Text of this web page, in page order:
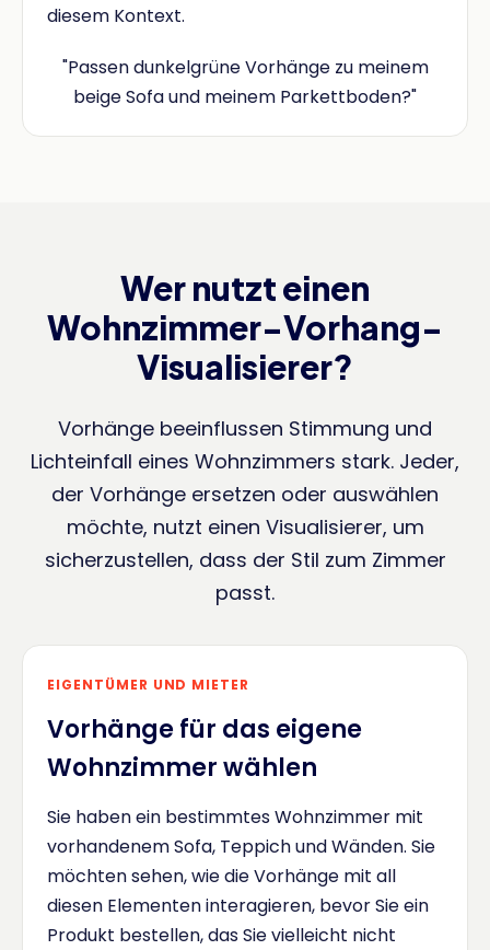
diesem Kontext.
"Passen dunkelgrüne Vorhänge zu meinem
beige Sofa und meinem Parkettboden?"
Wer nutzt einen
Wohnzimmer-Vorhang-
Visualisierer?
Vorhänge beeinflussen Stimmung und
Lichteinfall eines Wohnzimmers stark. Jeder,
der Vorhänge ersetzen oder auswählen
möchte, nutzt einen Visualisierer, um
sicherzustellen, dass der Stil zum Zimmer
passt.
EIGENTÜMER UND MIETER
Vorhänge für das eigene
Wohnzimmer wählen
Sie haben ein bestimmtes Wohnzimmer mit
vorhandenem Sofa, Teppich und Wänden. Sie
möchten sehen, wie die Vorhänge mit all
diesen Elementen interagieren, bevor Sie ein
Produkt bestellen, das Sie vielleicht nicht